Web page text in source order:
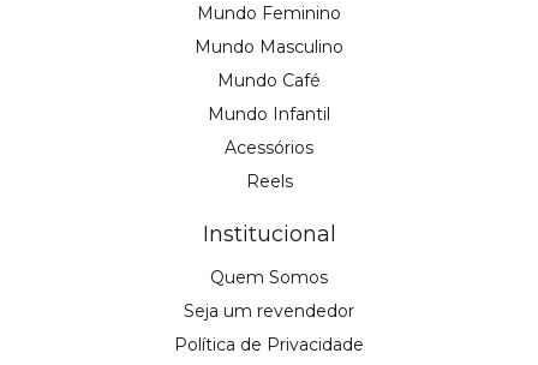
Mundo Feminino
Mundo Masculino
Mundo Café
Mundo Infantil
Acessórios
Reels
Institucional
Quem Somos
Seja um revendedor
Política de Privacidade